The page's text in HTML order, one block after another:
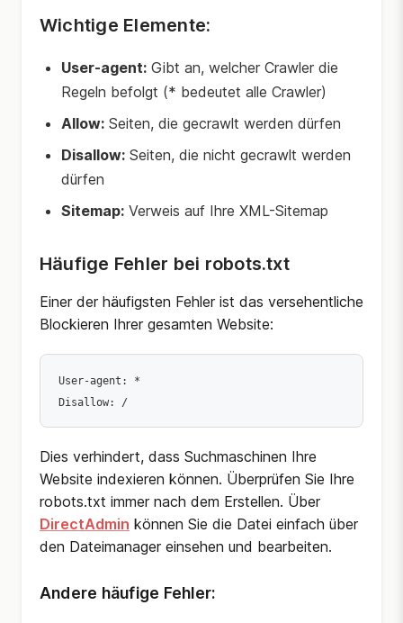
Wichtige Elemente:
User-agent: Gibt an, welcher Crawler die
Regeln befolgt (* bedeutet alle Crawler)
Allow: Seiten, die gecrawlt werden dürfen
Disallow: Seiten, die nicht gecrawlt werden
dürfen
Sitemap: Verweis auf Ihre XML-Sitemap
Häufige Fehler bei robots.txt
Einer der häufigsten Fehler ist das versehentliche
Blockieren Ihrer gesamten Website:
User-agent: *
Disallow: /
Dies verhindert, dass Suchmaschinen Ihre
Website indexieren können. Überprüfen Sie Ihre
robots.txt immer nach dem Erstellen. Über
DirectAdmin können Sie die Datei einfach über
den Dateimanager einsehen und bearbeiten.
Andere häufige Fehler: